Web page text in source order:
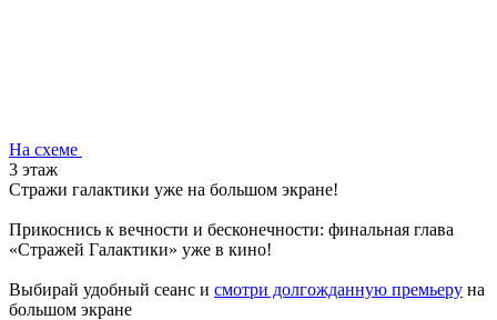
На схеме
3 этаж
Стражи галактики уже на большом экране!
Прикоснись к вечности и бесконечности: финальная глава
«Стражей Галактики» уже в кино!
Выбирай удобный сеанс и смотри долгожданную премьеру на
большом экране